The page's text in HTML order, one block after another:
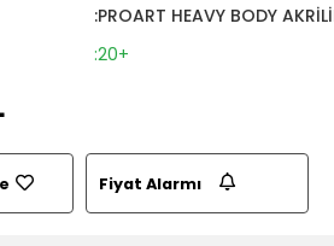
:PROART HEAVY BODY
:20+
Fiyat Alarmı